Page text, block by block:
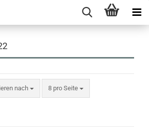
nach
nach 8 pro Seite
pro Seite